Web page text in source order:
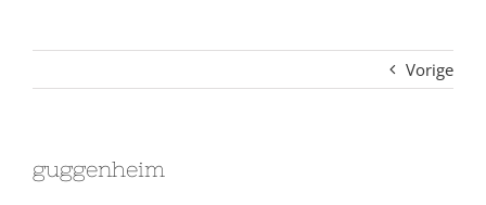
Vorige
guggenheim